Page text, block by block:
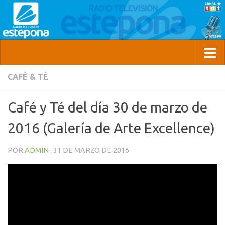
CAFÉ & TÉ
Café y Té del día 30 de marzo de
2016 (Galería de Arte Excellence)
POR ADMIN · 31 DE MARZO DE 2016